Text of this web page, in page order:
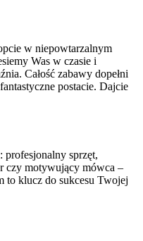
w niepowtarzalnym
Was w czasie i
Całość zabawy dopełni
postacie. Dajcie
profesjonalny sprzęt,
czy motywujący mówca –
to klucz do sukcesu Twojej